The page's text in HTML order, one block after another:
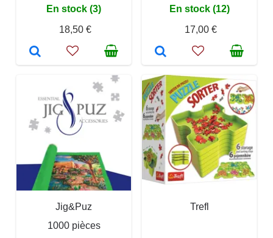
En stock (3)
18,50 €
En stock (12)
17,00 €
Jig&Puz
1000 pièces
Trefl